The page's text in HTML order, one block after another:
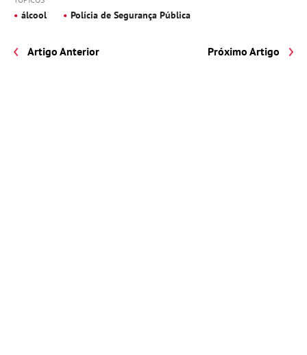
álcool Polícia de Segurança Pública
Artigo Anterior Próximo Artigo